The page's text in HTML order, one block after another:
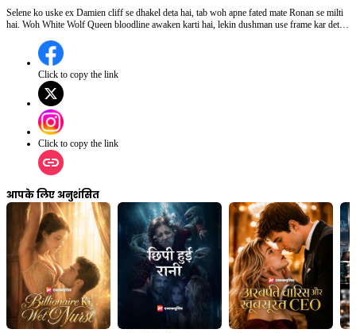
Selene ko uske ex Damien cliff se dhakel deta hai, tab woh apne fated mate Ronan se milti
hai. Woh White Wolf Queen bloodline awaken karti hai, lekin dushman use frame kar dete
reborn hai. Abduct hone ke baad, woh Ronan ke paas rehti hai, sextuplets paida karti hai,
aur queen ban jaati hai.
Click to copy the link
Click to copy the link
आपके लिए अनुशंसित